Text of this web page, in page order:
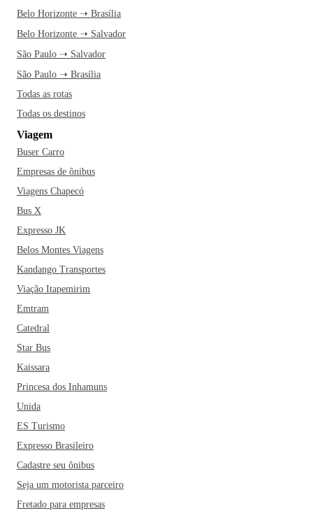
Belo Horizonte ➝ Brasília
Belo Horizonte ➝ Salvador
São Paulo ➝ Salvador
São Paulo ➝ Brasília
Todas as rotas
Todas os destinos
Viagem
Buser Carro
Empresas de ônibus
Viagens Chapecó
Bus X
Expresso JK
Belos Montes Viagens
Kandango Transportes
Viação Itapemirim
Emtram
Catedral
Star Bus
Kaissara
Princesa dos Inhamuns
Unida
ES Turismo
Expresso Brasileiro
Cadastre seu ônibus
Seja um motorista parceiro
Fretado para empresas